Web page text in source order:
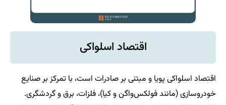
اقتصاد اسلواکی
اقتصاد اسلواکی پویا و مبتنی بر صادرات است، با تمرکز بر صنایع
خودروسازی (مانند فولکس‌واگن و کیا)، فلزات، برق و گردشگری.